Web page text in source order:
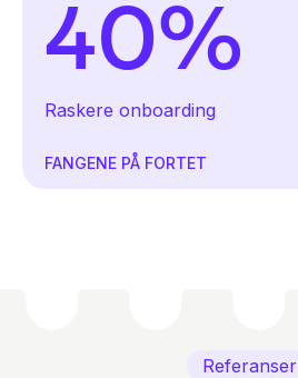
40%
Raskere onboarding
FANGENE PÅ FORTET
Referanser